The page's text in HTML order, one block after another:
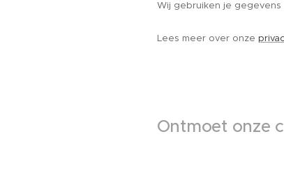
Wij gebruiken je
Lees meer over onze
Ontmoet onze